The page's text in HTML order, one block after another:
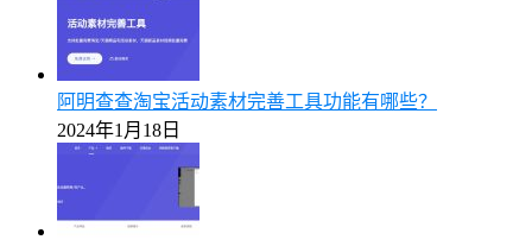
阿明查查淘宝活动素材完善工具功能有哪些？
2024年1月18日